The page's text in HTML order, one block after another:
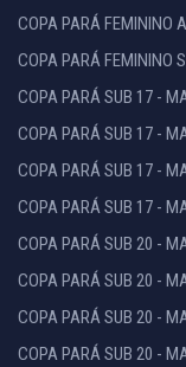
COPA PARÁ FEMININO
COPA PARÁ FEMININO
COPA PARÁ SUB 17 -
COPA PARÁ SUB 17 -
COPA PARÁ SUB 17 -
COPA PARÁ SUB 17 -
COPA PARÁ SUB 20 -
COPA PARÁ SUB 20 -
COPA PARÁ SUB 20 -
COPA PARÁ SUB 20 -